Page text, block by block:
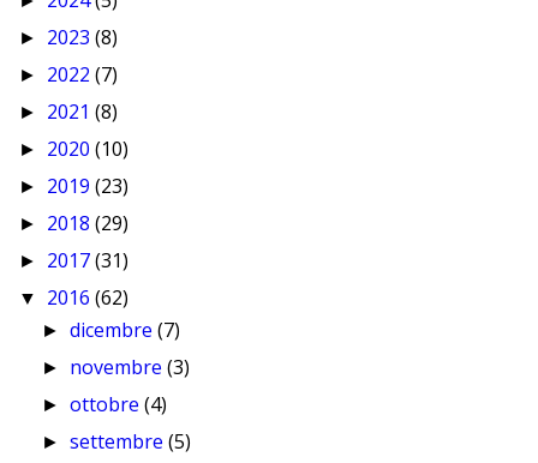
► 2023 (8)
► 2022 (7)
► 2021 (8)
► 2020 (10)
► 2019 (23)
► 2018 (29)
► 2017(31)
▼ 2016 (62)
►dicembre(7)
► novembre(3)
►ottobre(4)
►settembre(5)